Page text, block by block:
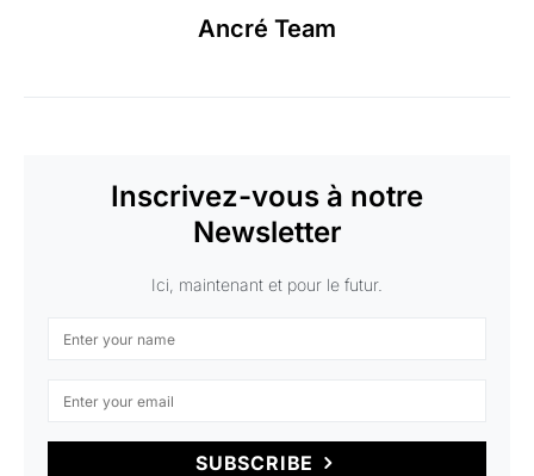
Ancré Team
Inscrivez-vous à notre
Newsletter
Ici, maintenant et pour le futur.
SUBSCRIBE